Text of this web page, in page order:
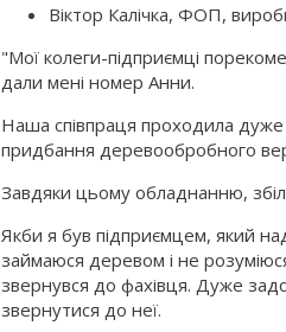
Віктор Калічка, ФОП,
"Мої колеги-підприємці
дали мені номер Анни.
Наша співпраця проходила
придбання деревообробного
Завдяки цьому обладнанню,
Якби я був підприємцем, який
займаюся деревом і не
звернувся до фахівця. Дуже
звернутися до неї.